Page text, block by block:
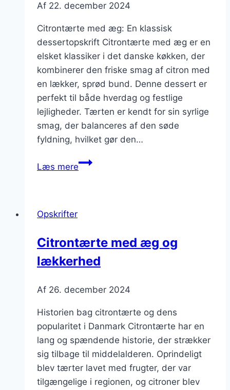
Af 22. december 2024
Citrontærte med æg: En klassisk
dessertopskrift Citrontærte med æg er en
elsket klassiker i det danske køkken, der
kombinerer den friske smag af citron med
en lækker, sprød bund. Denne dessert er
perfekt til både hverdag og festlige
lejligheder. Tærten er kendt for sin syrlige
smag, der balanceres af den søde
fyldning, hvilket gør den…
Læs mereCitrontærte
Opskrifter
Citrontærte med æg og
lækkerhed
Af 26. december 2024
Historien bag citrontærte og dens
popularitet i Danmark Citrontærte har en
lang og spændende historie, der strækker
sig tilbage til middelalderen. Oprindeligt
blev tærter lavet med frugter, der var
tilgængelige i regionen, og citroner blev